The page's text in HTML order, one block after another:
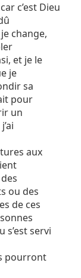
c’est Dieu
change,
et je le
je
sa
pour
un
aux
ou des
de ces
s’est servi
pourront